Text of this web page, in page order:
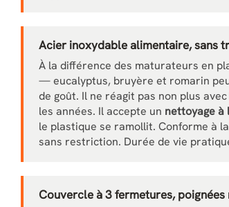
Acier inoxydable alimentaire, sans
À la différence des maturateurs en
— eucalyptus, bruyère et romarin
de goût. Il ne réagit pas non plus
les années. Il accepte un nettoyage à
le plastique se ramollit. Conforme à
sans restriction. Durée de vie
Couvercle à 3 fermetures,